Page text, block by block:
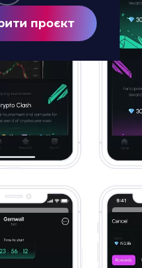
проєкт